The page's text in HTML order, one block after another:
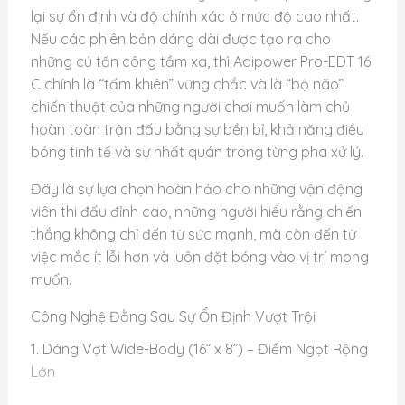
lại sự ổn định và độ chính xác ở mức độ cao nhất.
Nếu các phiên bản dáng dài được tạo ra cho
những cú tấn công tầm xa, thì Adipower Pro-EDT 16
C chính là “tấm khiên” vững chắc và là “bộ não”
chiến thuật của những người chơi muốn làm chủ
hoàn toàn trận đấu bằng sự bền bỉ, khả năng điều
bóng tinh tế và sự nhất quán trong từng pha xử lý.
Đây là sự lựa chọn hoàn hảo cho những vận động
viên thi đấu đỉnh cao, những người hiểu rằng chiến
thắng không chỉ đến từ sức mạnh, mà còn đến từ
việc mắc ít lỗi hơn và luôn đặt bóng vào vị trí mong
muốn.
Công Nghệ Đằng Sau Sự Ổn Định Vượt Trội
1. Dáng Vợt Wide-Body (16” x 8”) – Điểm Ngọt Rộng
Lớn